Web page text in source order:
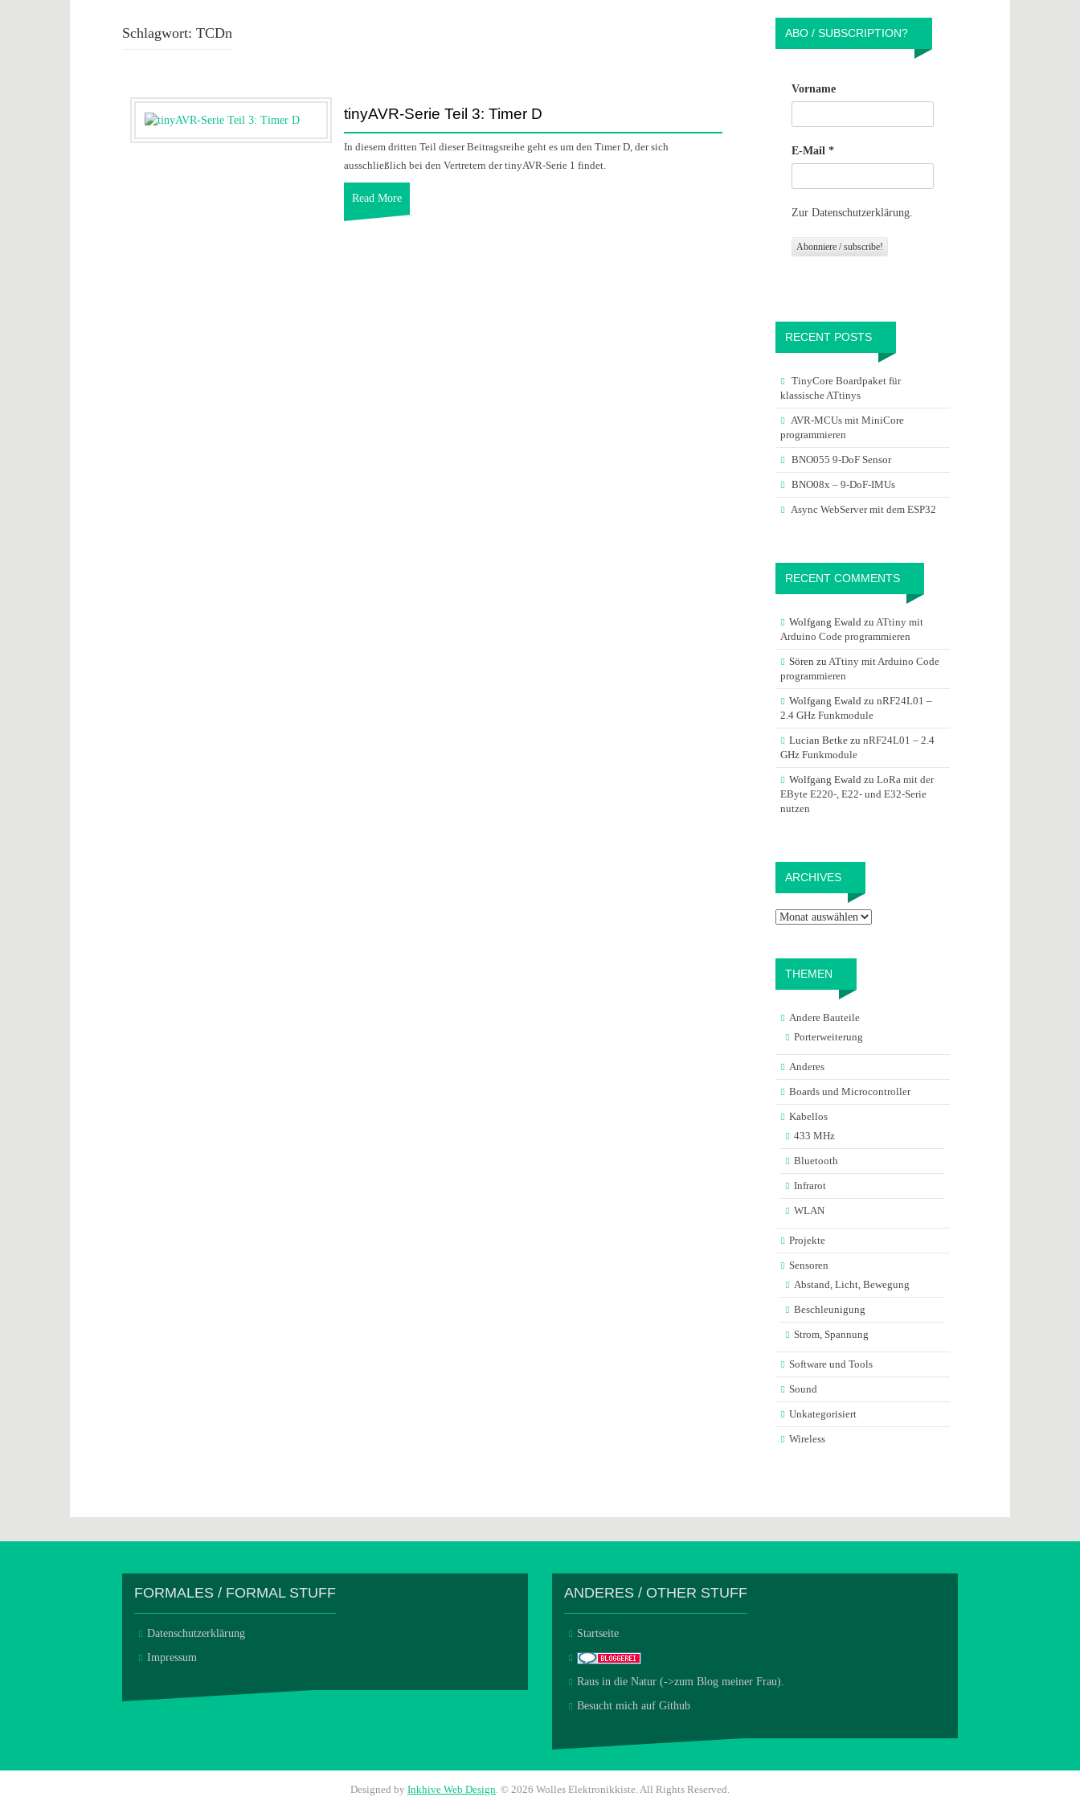
Schlagwort: TCDn
tinyAVR-Serie Teil 3: Timer D
In diesem dritten Teil dieser Beitragsreihe geht es um den Timer D, der sich
ausschließlich bei den Vertretern der tinyAVR-Serie 1 findet.
Read More
ABO / SUBSCRIPTION?
Vorname
E-Mail *
Zur Datenschutzerklärung.
RECENT POSTS
TinyCore Boardpaket für
klassische ATtinys
AVR-MCUs mit MiniCore
programmieren
BNO055 9-DoF Sensor
BNO08x – 9-DoF-IMUs
Async WebServer mit dem ESP32
RECENT COMMENTS
Wolfgang Ewaldzu ATtiny mit
Arduino Code programmieren
Sören zu ATtiny mit Arduino Code
programmieren
Wolfgang Ewaldzu nRF24L01 –
2.4 GHz Funkmodule
Lucian Betkezu nRF24L01 – 2.4
GHz Funkmodule
Wolfgang Ewaldzu LoRa mit der
EByte E220-, E22- und E32-Serie
nutzen
ARCHIVES
THEMEN
Andere Bauteile
Porterweiterung
Anderes
Boards und Microcontroller
Kabellos
433 MHz
Bluetooth
Infrarot
WLAN
Projekte
Sensoren
Abstand, Licht, Bewegung
Beschleunigung
Strom, Spannung
Software und Tools
Sound
Unkategorisiert
Wireless
FORMALES / FORMAL STUFF
Datenschutzerklärung
Impressum
ANDERES / OTHER STUFF
Startseite
Raus in die Natur (->zum Blog meiner Frau).
Besucht mich auf Github
Designed by Inkhive Web Design. © 2026 Wolles Elektronikkiste. All Rights Reserved.